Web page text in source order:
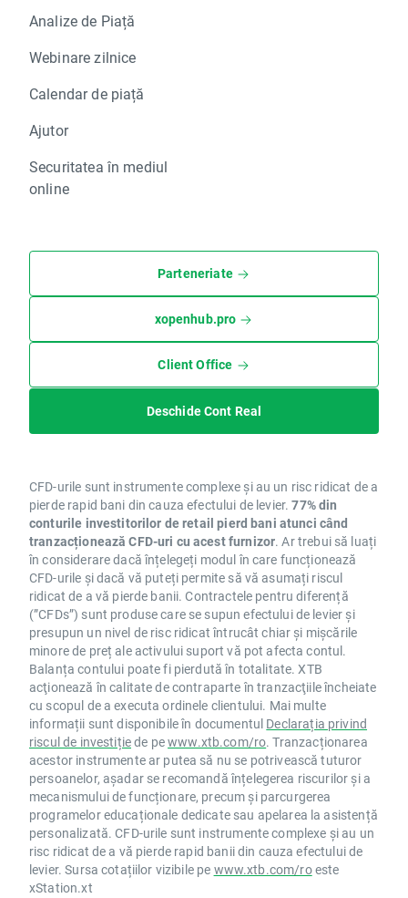
Analize de Piață
Webinare zilnice
Calendar de piață
Ajutor
Securitatea în mediul
online
Parteneriate
xopenhub.pro
Client Office
Deschide Cont Real
CFD-urile sunt instrumente complexe și au un risc ridicat de a
pierde rapid bani din cauza efectului de levier.77% din
conturile investitorilor de retail pierd bani atunci când
tranzacționează CFD-uri cu acest furnizor. Ar trebui să luați
în considerare dacă înțelegeți modul în care funcționează
CFD-urile și dacă vă puteți permite să vă asumați riscul
ridicat de a vă pierde banii. Contractele pentru diferență
(”CFDs”) sunt produse care se supun efectului de levier și
presupun un nivel de risc ridicat întrucât chiar și mișcările
minore de preț ale activului suport vă pot afecta contul.
Balanța contului poate fi pierdută în totalitate. XTB
acţionează în calitate de contraparte în tranzacţiile încheiate
cu scopul de a executa ordinele clientului. Mai multe
informații sunt disponibile în documentul Declarația privind
riscul de investițiede pewww.xtb.com/ro. Tranzacționarea
acestor instrumente ar putea să nu se potrivească tuturor
persoanelor, așadar se recomandă înțelegerea riscurilor și a
mecanismului de funcționare, precum și parcurgerea
programelor educaționale dedicate sau apelarea la asistență
personalizată. CFD-urile sunt instrumente complexe și au un
risc ridicat de a vă pierde rapid banii din cauza efectului de
levier. Sursa cotațiilor vizibile pe www.xtb.com/roeste
xStation.xt